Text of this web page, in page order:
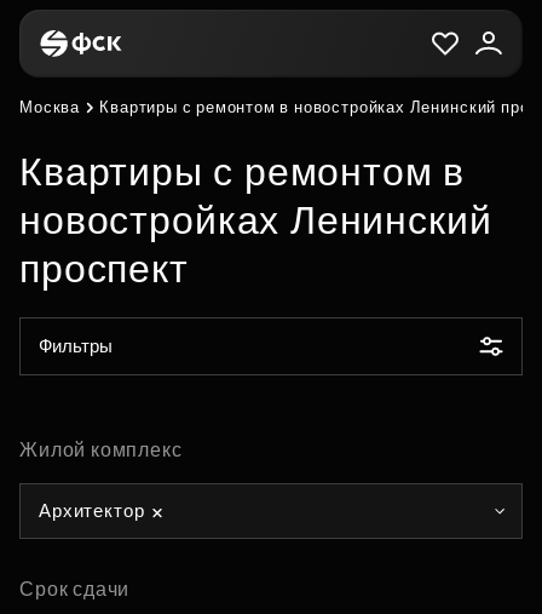
Москва Квартиры с ремонтом в новостройках Ленинский
Квартиры с ремонтом в
новостройках Ленинский
проспект
Фильтры
Жилой комплекс
Архитектор
Срок сдачи